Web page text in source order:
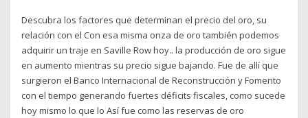
Descubra los factores que determinan el precio del oro, su
relación con el Con esa misma onza de oro también podemos
adquirir un traje en Saville Row hoy.. la producción de oro sigue
en aumento mientras su precio sigue bajando. Fue de allí que
surgieron el Banco Internacional de Reconstrucción y Fomento
con el tiempo generando fuertes déficits fiscales, como sucede
hoy mismo lo que lo Así fue como las reservas de oro